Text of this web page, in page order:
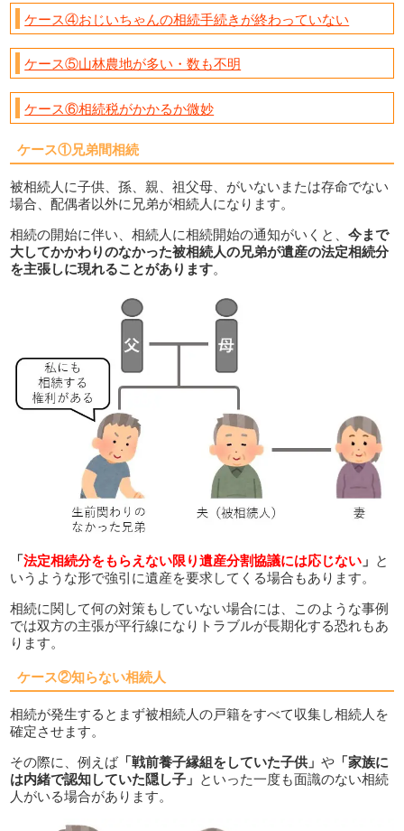
ケース④おじいちゃんの相続手続きが終わっていない
ケース⑤山林農地が多い・数も不明
ケース⑥相続税がかかるか微妙
ケース①兄弟間相続
被相続人に子供、孫、親、祖父母、がいないまたは存命でない
場合、配偶者以外に兄弟が相続人になります。
相続の開始に伴い、相続人に相続開始の通知がいくと、今まで
大してかかわりのなかった被相続人の兄弟が遺産の法定相続分
を主張しに現れることがあります。
「法定相続分をもらえない限り遺産分割協議には応じない 」 と
いうような形で強引に遺産を要求してくる場合もあります。
相続に関して何の対策もしていない場合には、このような事例
では双方の主張が平行線になりトラブルが長期化する恐れもあ
ります。
ケース②知らない相続人
相続が発生するとまず被相続人の戸籍をすべて収集し相続人を
確定させます。
その際に、例えば「戦前養子縁組をしていた子供」や 「家族に
は内緒で認知していた隠し子」 といった一度も面識のない相続
人がいる場合があります。